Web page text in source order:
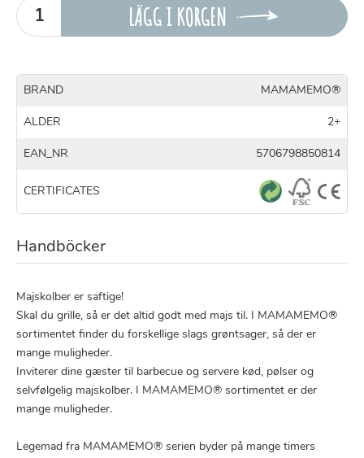
LÄGG I KORGEN
BRAND MAMAMEMO®
ALDER 2+
EAN_NR 5706798850814
CERTIFICATES
Handböcker
Majskolber er saftige!
Skal du grille, så er det altid godt med majs til. I MAMAMEMO®
sortimentet finder du forskellige slags grøntsager, så der er
mange muligheder.
Inviterer dine gæster til barbecue og servere kød, pølser og
selvfølgelig majskolber. I MAMAMEMO® sortimentet er der
mange muligheder.
Legemad fra MAMAMEMO® serien byder på mange timers